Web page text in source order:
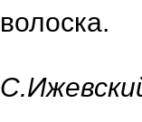
волоска.